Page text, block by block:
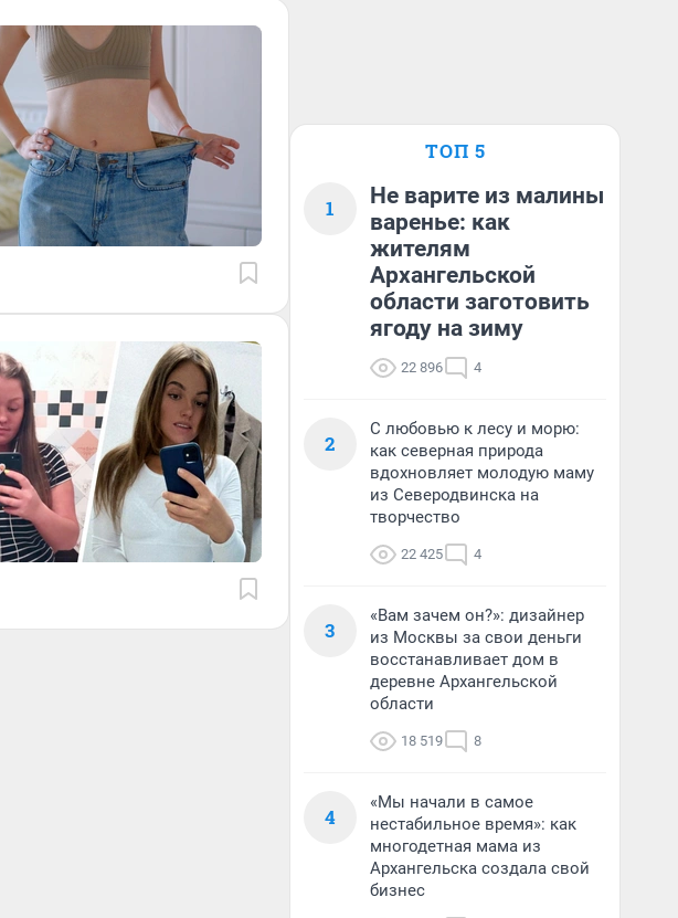
ТОП 5
1
Не варите из малины
варенье: как
жителям
Архангельской
области заготовить
ягоду на зиму
22 896 4
2
С любовью к лесу и морю:
как северная природа
вдохновляет молодую маму
из Северодвинска на
творчество
22 425 4
3
«Вам зачем он?»: дизайнер
из Москвы за свои деньги
восстанавливает дом в
деревне Архангельской
области
18 519 8
4
«Мы начали в самое
нестабильное время»: как
многодетная мама из
Архангельска создала свой
бизнес